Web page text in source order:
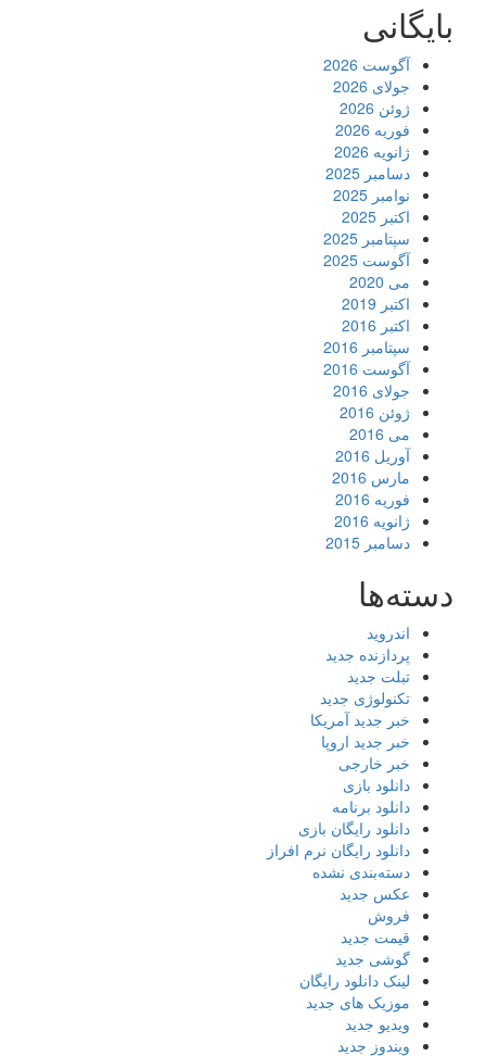
بایگانی
آگوست 2026
جولای 2026
ژوئن 2026
فوریه 2026
ژانویه 2026
دسامبر 2025
نوامبر 2025
اکتبر 2025
سپتامبر 2025
آگوست 2025
می 2020
اکتبر 2019
اکتبر 2016
سپتامبر 2016
آگوست 2016
جولای 2016
ژوئن 2016
می 2016
آوریل 2016
مارس 2016
فوریه 2016
ژانویه 2016
دسامبر 2015
دسته‌ها
اندروید
پردازنده جدید
تبلت جدید
تکنولوژی جدید
خبر جدید آمریکا
خبر جدید اروپا
خبر خارجی
دانلود بازی
دانلود برنامه
دانلود رایگان بازی
دانلود رایگان نرم افراز
دسته‌بندی نشده
عکس جدید
فروش
قیمت جدید
گوشی جدید
لینک دانلود رایگان
موزیک های جدید
ویدیو جدید
ویندوز جدید